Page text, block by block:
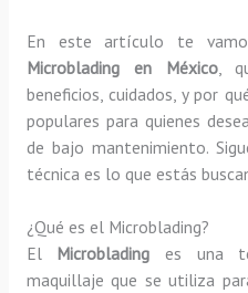
En este artículo te
Microblading en México,
beneficios, cuidados, y por
populares para quienes
de bajo mantenimiento.
técnica es lo que estás
¿Qué es el Microblading?
El Microblading es una
maquillaje que se utiliza